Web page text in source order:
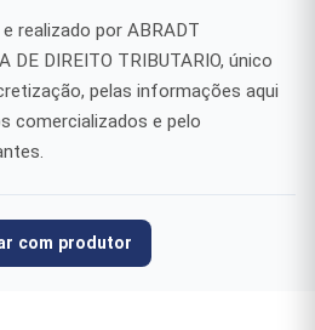
realizado por ABRADT
DE DIREITO TRIBUTARIO, único
pelas informações aqui
comercializados e pelo
com produtor